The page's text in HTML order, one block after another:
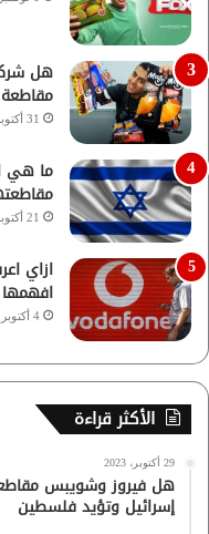
هل
31 أكتوبر، 2023
ما هي
مقاطعتها؟.. 65 منتج
21 أكتوبر، 2023
ازاي
4 أكتوبر، 2023
الأكثر قراءة
29 أكتوبر، 2023
هل فيروز وشويبس
إسرائيل وتؤيد فلسطين